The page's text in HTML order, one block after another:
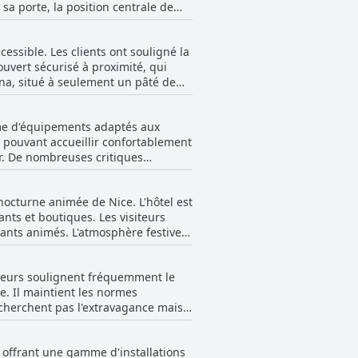
connectés. Malgré ces
base pendant un séjour
domaines à améliorer.
porte, la position centrale de
apprécient d'être à distance
les
comme des serviettes
améliorent encore le séjour
stratégique près de la
mélange de commodité et
Les clients ont souligné la
sécurisé à proximité, qui
situé à seulement un pâté de
tarifs spéciaux pour le
public gratuit de
du stationnement, ce
la variété des options — allant du
Les options de transport en
le nombre limité de places
ont été très appréciées
d'équipements adaptés aux
accueillir confortablement
De nombreuses critiques
distincts, offrant une configuration
enfants avec des biscuits dans
pris en charge. Les familles
prendre le petit déjeuner
longues vacances.
fiable pour un séjour familial
animée de Nice. L'hôtel est
et boutiques. Les visiteurs
animés. L'atmosphère festive
ses rues entièrement
à explorer davantage ou à
de départ pour ceux qui sont
soulignent fréquemment le
Il maintient les normes
pas l'extravagance mais
des prix plus élevés,
étoiles. Les chambres, bien
offrant une gamme d'installations